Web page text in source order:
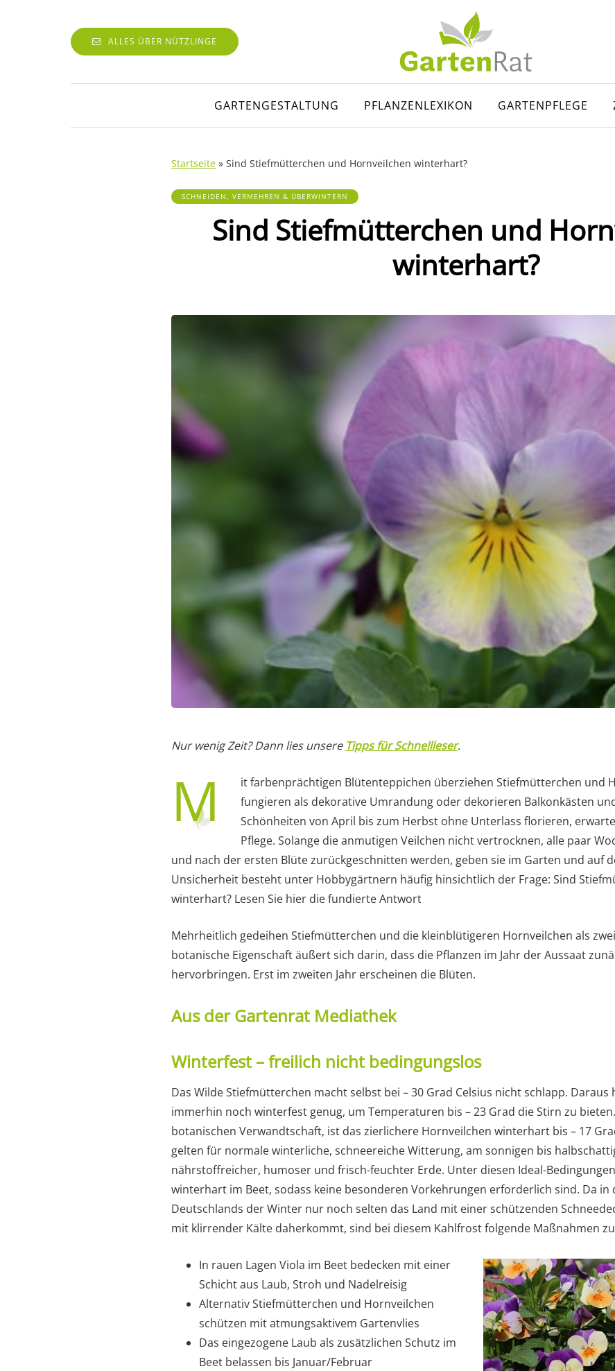
ALLES ÜBER NÜTZLINGE
GARTENGESTALTUNG PFLANZENLEXIKON GARTENPFLEGE
Startseite » Sind Stiefmütterchen und Hornveilchen winterhart?
SCHNEIDEN, VERMEHREN & ÜBERWINTERN
Sind Stiefmütterchen und
winterhart?
Nur wenig Zeit? Dann lies unsere Tipps für Schnellleser.
M
it farbenprächtigen Blütenteppichen überziehen Stiefmütterchen und
fungieren als dekorative Umrandung oder dekorieren Balkonkästen
Schönheiten von April bis zum Herbst ohne Unterlass florieren,
Pflege. Solange die anmutigen Veilchen nicht vertrocknen, alle paar
und nach der ersten Blüte zurückgeschnitten werden, geben sie im Garten und auf
Unsicherheit besteht unter Hobbygärtnern häufig hinsichtlich der Frage: Sind
winterhart? Lesen Sie hier die fundierte Antwort
Mehrheitlich gedeihen Stiefmütterchen und die kleinblütigeren Hornveilchen als
botanische Eigenschaft äußert sich darin, dass die Pflanzen im Jahr der Aussaat
hervorbringen. Erst im zweiten Jahr erscheinen die Blüten.
Aus der Gartenrat Mediathek
Winterfest – freilich nicht bedingungslos
Das Wilde Stiefmütterchen macht selbst bei – 30 Grad Celsius nicht schlapp.
immerhin noch winterfest genug, um Temperaturen bis – 23 Grad die Stirn zu
botanischen Verwandtschaft, ist das zierlichere Hornveilchen winterhart bis – 17
gelten für normale winterliche, schneereiche Witterung, am sonnigen bis
nährstoffreicher, humoser und frisch-feuchter Erde. Unter diesen Ideal-
winterhart im Beet, sodass keine besonderen Vorkehrungen erforderlich sind. Da in
Deutschlands der Winter nur noch selten das Land mit einer schützenden
mit klirrender Kälte daherkommt, sind bei diesem Kahlfrost folgende Maßnahmen
In rauen Lagen Viola im Beet bedecken mit einer
Schicht aus Laub, Stroh und Nadelreisig
Alternativ Stiefmütterchen und Hornveilchen
schützen mit atmungsaktivem Gartenvlies
Das eingezogene Laub als zusätzlichen Schutz im
Beet belassen bis Januar/Februar